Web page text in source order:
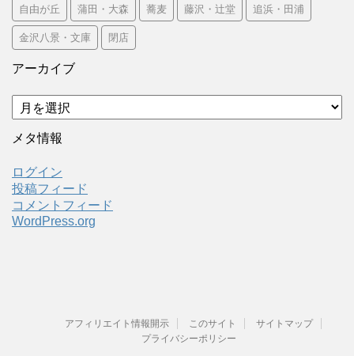
自由が丘 蒲田・大森 蕎麦 藤沢・辻堂 追浜・田浦
金沢八景・文庫 閉店
アーカイブ
ア
ー
カ
ブ
メタ情報
ログイン
投稿フィード
コメントフィード
WordPress.org
アフィリエイト情報開示 このサイト
サイトマップ
プライバシーポリシー